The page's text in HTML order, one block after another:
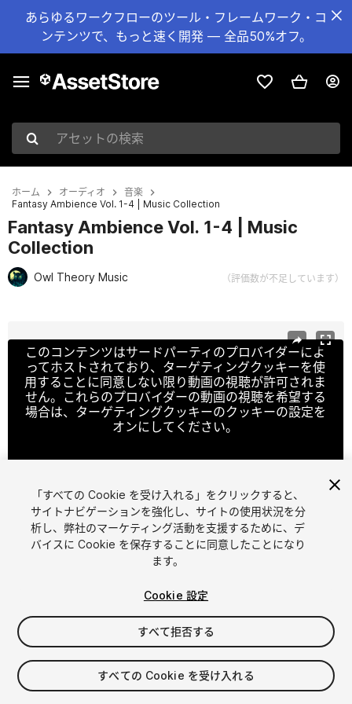
あらゆるワークフローのツール・フレームワーク・コ
ンテンツで、もっと速く開発 — 全品50%オフ。
アセットの検索
ホーム オーディオ
音楽
Fantasy Ambience Vol. 1-4 | Music Collection
Fantasy Ambience Vol. 1-4 | Music
Collection
Owl Theory Music （評価数が不足しています）
このコンテンツはサードパーティのプロバイダーによ
ってホストされており、ターゲティングクッキーを使
用することに同意しない限り動画の視聴が許可されま
せん。これらのプロバイダーの動画の視聴を希望する
場合は、ターゲティングクッキーのクッキーの設定を
オンにしてください。
クッキーの設定
1/2
$19.99
消費税は決済時に計算されます
「すべての Cookie を受け入れる」をクリックすると、
サイトナビゲーションを強化し、サイトの使用状況を分
析し、弊社のマーケティング活動を支援するために、デ
バイスに Cookie を保存することに同意したことになり
ます。
Cookie 設定
すべて拒否する
すべての Cookie を受け入れる